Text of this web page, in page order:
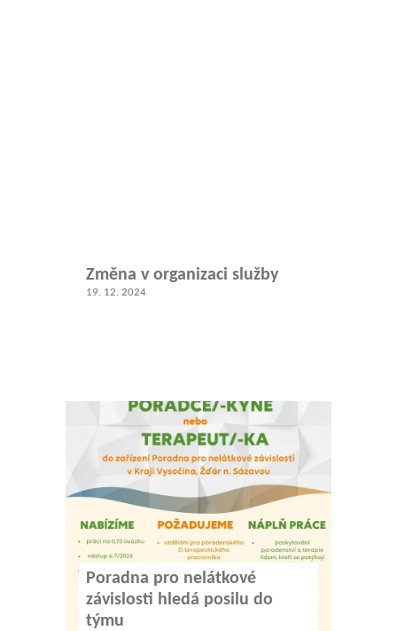
Změna v organizaci služby
19. 12. 2024
Poradna pro nelátkové
závislosti hledá posilu do
týmu